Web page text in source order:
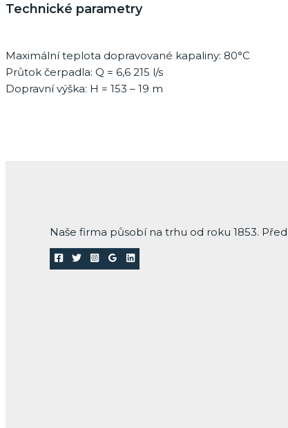
Technické parametry
Maximální teplota dopravované kapaliny: 80°C
Průtok čerpadla: Q = 6,6 215 l/s
Dopravní výška: H = 153 – 19 m
Naše firma působí na trhu od roku 1853.